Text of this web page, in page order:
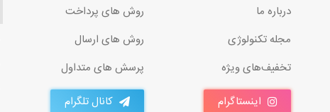
درباره ما
مجله تکنولوژی
تخفیف‌های ویژه
اینستاگرام
روش های پرداخت
روش های ارسال
پرسش های متداول
کانال تلگرام